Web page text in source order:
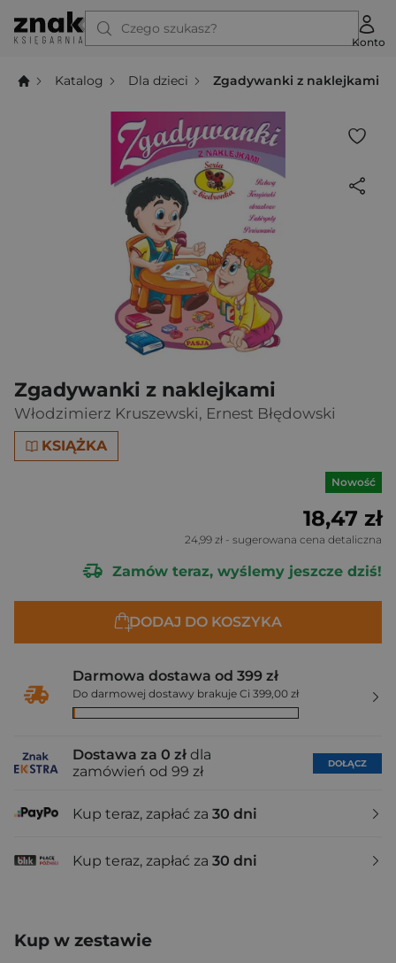
Czego szukasz?
Konto
Katalog Dla dzieci Zgadywanki z naklejkami
Zgadywanki z naklejkami
Włodzimierz Kruszewski, Ernest Błędowski
KSIĄŻKA
Nowość
18,47 zł
24,99 zł - sugerowana cena detaliczna
Zamów teraz, wyślemy jeszcze dziś!
DODAJ DO KOSZYKA
Darmowa dostawa od 399 zł
Do darmowej dostawy brakuje Ci 399,00 zł
Dostawa za 0 zł dla
zamówień od 99 zł
DOŁĄCZ
Kup teraz, zapłać za 30 dni
Kup teraz, zapłać za 30 dni
Kup w zestawie